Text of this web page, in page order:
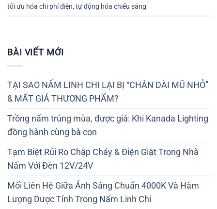
tối ưu hóa chi phí điện,tự động hóa chiếu sáng
BÀI VIẾT MỚI
TẠI SAO NẤM LINH CHI LẠI BỊ “CHÂN DÀI MŨ NHỎ”
& MẤT GIÁ THƯƠNG PHẨM?
Trồng nấm trúng mùa, được giá: Khi Kanada Lighting
đồng hành cùng bà con
Tạm Biệt Rủi Ro Chập Cháy & Điện Giật Trong Nhà
Nấm Với Đèn 12V/24V
Mối Liên Hệ Giữa Ánh Sáng Chuẩn 4000K Và Hàm
Lượng Dược Tính Trong Nấm Linh Chi